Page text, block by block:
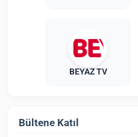
BEYAZ TV
Bültene Katıl